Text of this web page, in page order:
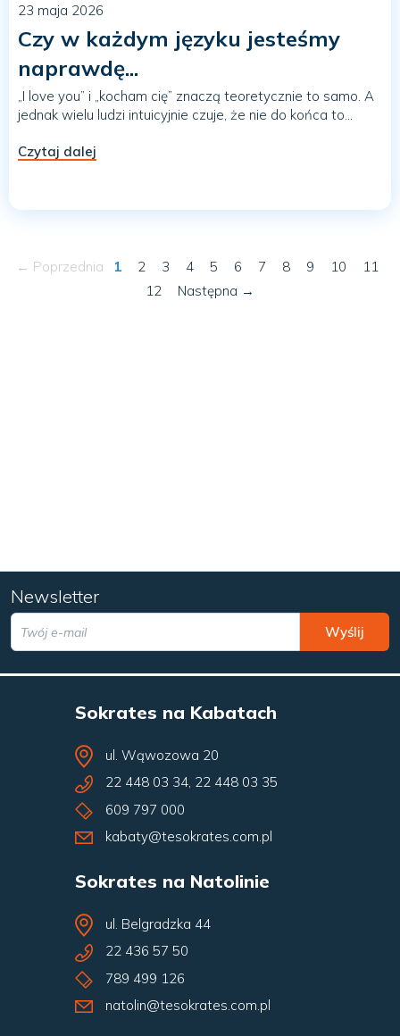
23 maja 2026
Czy w każdym języku jesteśmy
naprawdę...
„I love you” i „kocham cię” znaczą teoretycznie to samo. A
jednak wielu ludzi intuicyjnie czuje, że nie do końca to...
Czytaj dalej
← Poprzednia 1 2 3 4 5 6 7 8 9 10
11
12
Następna →
Newsletter
Wyślij
Sokrates na Kabatach
ul. Wąwozowa 20
22 448 03 34, 22 448 03 35
609 797 000
kabaty@tesokrates.com.pl
Sokrates na Natolinie
ul. Belgradzka 44
22 436 57 50
789 499 126
natolin@tesokrates.com.pl